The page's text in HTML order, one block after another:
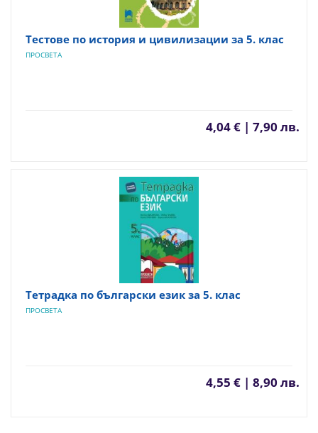
Тестове по история и цивилизации за 5. клас
ПРОСВЕТА
4,04 € | 7,90 лв.
Тетрадка по български език за 5. клас
ПРОСВЕТА
4,55 € | 8,90 лв.